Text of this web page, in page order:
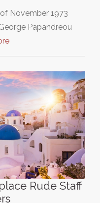
November 1973
Papandreou
Rude Staff